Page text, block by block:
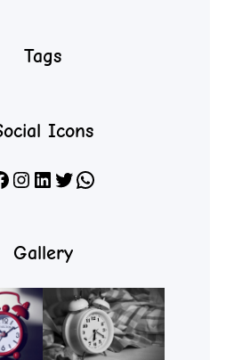
Tags
Icons
Instagram LinkedIn X WhatsApp
Gallery